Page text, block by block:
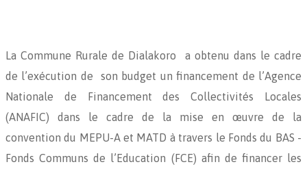
La Commune Rurale de Dialakoro a obtenu dans le cadre
de l’exécution de son budget un financement de l’Agence
Nationale de Financement des Collectivités Locales
(ANAFIC) dans le cadre de la mise en œuvre de la
convention du MEPU-A et MATD à travers le Fonds du BAS -
Fonds Communs de l’Education (FCE) afin de financer les